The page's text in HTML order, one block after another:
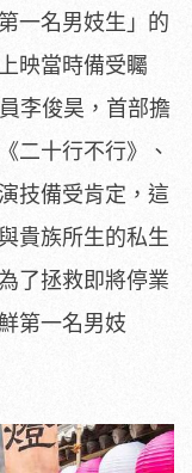
一名男妓生」的
映當時備受矚
李俊昊，首部擔
二十行不行》、
技備受肯定，這
貴族所生的私生
了拯救即將停業
第一名男妓